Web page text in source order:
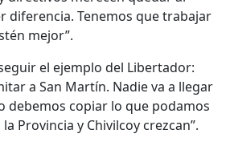
diferencia. Tenemos que trabajar
mejor”.
el ejemplo del Libertador:
a San Martín. Nadie va a llegar
debemos copiar lo que podamos
Provincia y Chivilcoy crezcan”.